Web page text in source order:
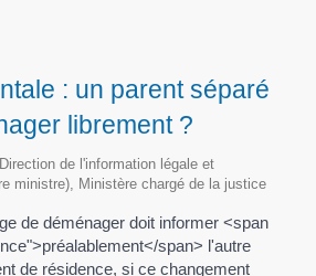
: un parent séparé
librement ?
de l'information légale et
ministre), Ministère chargé de la justice
de déménager doit informer <span
span> l'autre
de résidence, si ce changement